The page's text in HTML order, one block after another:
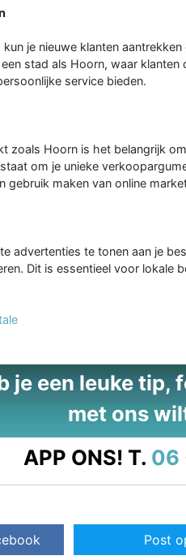
je nieuwe klanten
stad als Hoorn, waar
service bieden.
zoals Hoorn is het belangrijk
om je unieke
gebruik maken van online
advertenties te tonen aan je
Dit is essentieel voor lokale
je een leuke tip,
met ons
APP ONS! T. 06
Post